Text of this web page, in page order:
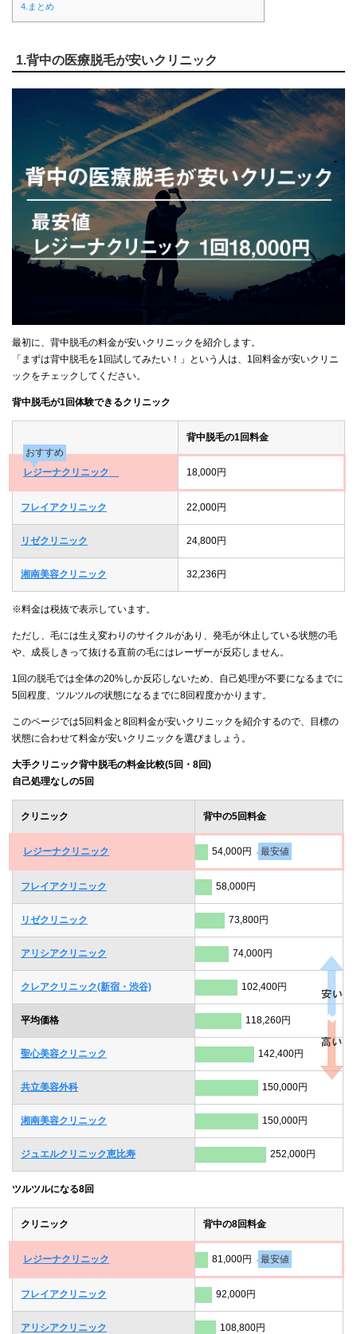
4.まとめ
1.背中の医療脱毛が安いクリニック
最初に、背中脱毛の料金が安いクリニックを紹介します。
「まずは背中脱毛を1回試してみたい！」という人は、1回料金が安いクリニ
ックをチェックしてください。
背中脱毛が1回体験できるクリニック
背中脱毛の1回料金
おすすめ
レジーナクリニック
18,000円
フレイアクリニック 22,000円
リゼクリニック 24,800円
湘南美容クリニック 32,236円
※料金は税抜で表示しています。
ただし、毛には生え変わりのサイクルがあり、発毛が休止している状態の毛
や、成長しきって抜ける直前の毛にはレーザーが反応しません。
1回の脱毛では全体の20%しか反応しないため、自己処理が不要になるまでに
5回程度、ツルツルの状態になるまでに8回程度かかります。
このページでは5回料金と8回料金が安いクリニックを紹介するので、目標の
状態に合わせて料金が安いクリニックを選びましょう。
大手クリニック背中脱毛の料金比較(5回・8回)
自己処理なしの5回
クリニック 背中の5回料金
レジーナクリニック 54,000円 最安値
フレイアクリニック 58,000円
リゼクリニック 73,800円
アリシアクリニック 74,000円
クレアクリニック(新宿・渋谷) 102,400円
平均価格 118,260円
聖心美容クリニック 142,400円
共立美容外科 150,000円
湘南美容クリニック 150,000円
ジュエルクリニック恵比寿 252,000円
ツルツルになる8回
クリニック 背中の8回料金
レジーナクリニック 81,000円 最安値
フレイアクリニック 92,000円
アリシアクリニック 108,800円